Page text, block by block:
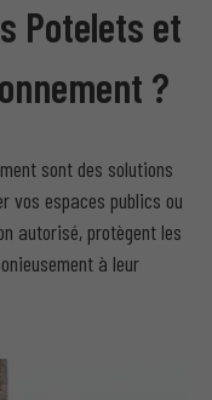
Potelets et
?
sont des solutions
vos espaces publics ou
autorisé, protègent les
à leur